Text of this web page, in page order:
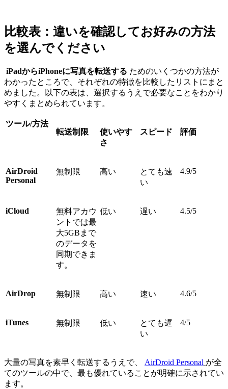
比較表：違いを確認してお好みの方法
を選んでください
iPadからiPhoneに写真を転送する ためのいくつかの方法が
わかったところで、それぞれの特徴を比較したリストにまと
めました。以下の表は、選択するうえで必要なことをわかり
やすくまとめられています。
ツール/方法
転送制限
使いやす
さ
スピード 評価
AirDroid
Personal
無制限 高い
とても速
い
4.9/5
iCloud
無料アカウ
ントでは最
大5GBまで
のデータを
同期できま
す。
低い 遅い 4.5/5
AirDrop 無制限 高い 速い 4.6/5
iTunes 無制限 低い
とても遅
い
4/5
大量の写真を素早く転送するうえで、 AirDroid Personal が全
てのツールの中で、最も優れていることが明確に示されてい
ます。